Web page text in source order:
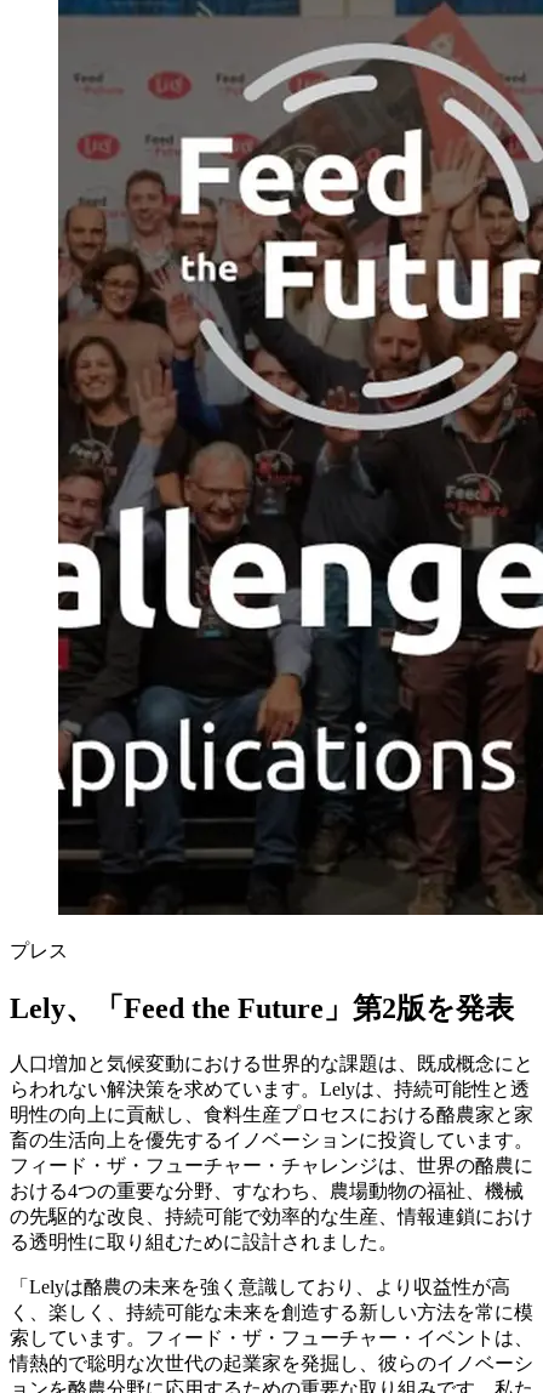
プレス
Lely、「Feed the Future」第2版を発表
人口増加と気候変動における世界的な課題は、既成概念にと
らわれない解決策を求めています。Lelyは、持続可能性と透
明性の向上に貢献し、食料生産プロセスにおける酪農家と家
畜の生活向上を優先するイノベーションに投資しています。
フィード・ザ・フューチャー・チャレンジは、世界の酪農に
おける4つの重要な分野、すなわち、農場動物の福祉、機械
の先駆的な改良、持続可能で効率的な生産、情報連鎖におけ
る透明性に取り組むために設計されました。
「Lelyは酪農の未来を強く意識しており、より収益性が高
く、楽しく、持続可能な未来を創造する新しい方法を常に模
索しています。フィード・ザ・フューチャー・イベントは、
情熱的で聡明な次世代の起業家を発掘し、彼らのイノベーシ